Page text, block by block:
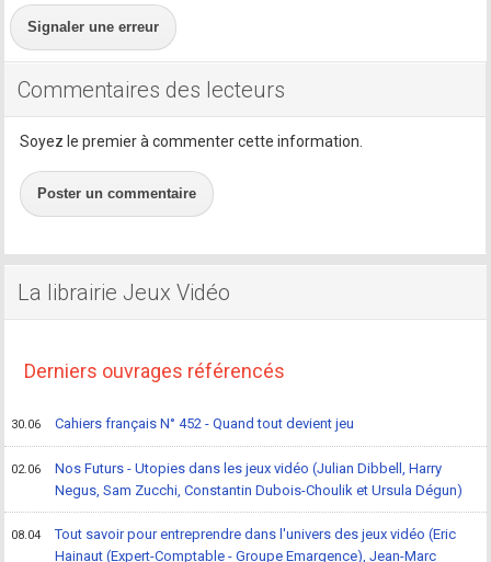
Signaler une erreur
Commentaires des lecteurs
Soyez le premier à commenter cette information.
Poster un commentaire
La librairie Jeux Vidéo
Derniers ouvrages référencés
30.06 Cahiers français N° 452 - Quand tout devient jeu
02.06
Nos Futurs - Utopies dans les jeux vidéo (Julian Dibbell, Harry
Negus, Sam Zucchi, Constantin Dubois-Choulik et Ursula Dégun)
08.04
Tout savoir pour entreprendre dans l'univers des jeux vidéo (Eric
Hainaut (Expert-Comptable - Groupe Emargence), Jean-Marc